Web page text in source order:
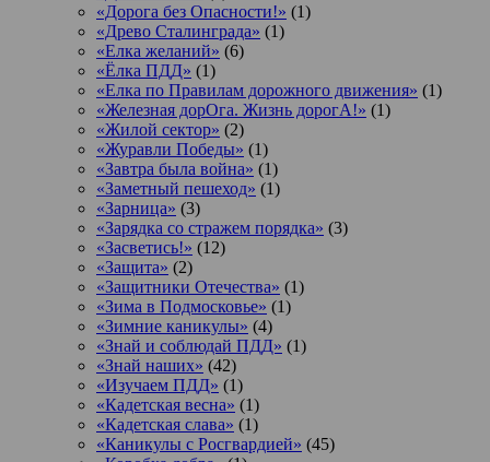
«Дорога без Опасности!» (1)
«Древо Сталинграда» (1)
«Елка желаний» (6)
«Ёлка ПДД» (1)
«Елка по Правилам дорожного движения» (1)
«Железная дорОга. Жизнь дорогА!» (1)
«Жилой сектор» (2)
«Журавли Победы» (1)
«Завтра была война» (1)
«Заметный пешеход» (1)
«Зарница» (3)
«Зарядка со стражем порядка» (3)
«Засветись!» (12)
«Защита» (2)
«Защитники Отечества» (1)
«Зима в Подмосковье» (1)
«Зимние каникулы» (4)
«Знай и соблюдай ПДД» (1)
«Знай наших» (42)
«Изучаем ПДД» (1)
«Кадетская весна» (1)
«Кадетская слава» (1)
«Каникулы с Росгвардией» (45)